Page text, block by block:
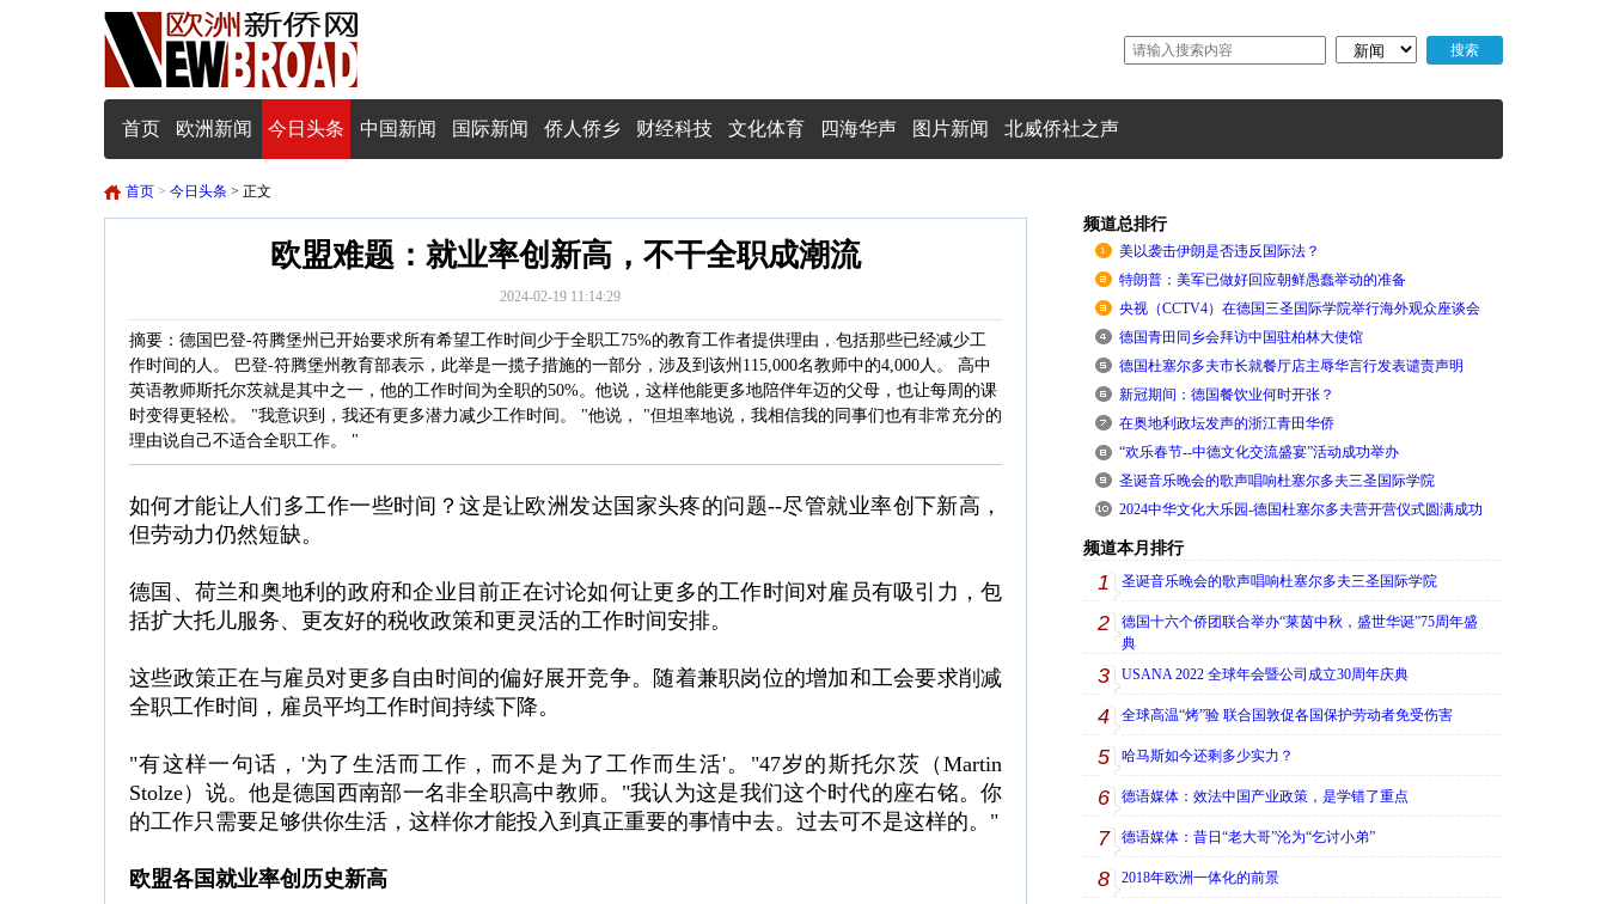
首页 欧洲新闻 今日头条 中国新闻 国际新闻 侨人侨乡 财经科技 文化体育 四海华声 图片新闻 北威侨社之声
首页 > 今日头条 > 正文
欧盟难题：就业率创新高，不干全职成潮流
2024-02-19 11:14:29
摘要：德国巴登-符腾堡州已开始要求所有希望工作时间少于全职工75%的教育工作者提供理由，包括那些已经减少工
作时间的人。 巴登-符腾堡州教育部表示，此举是一揽子措施的一部分，涉及到该州115,000名教师中的4,000人。 高中
英语教师斯托尔茨就是其中之一，他的工作时间为全职的50%。他说，这样他能更多地陪伴年迈的父母，也让每周的课
时变得更轻松。 "我意识到，我还有更多潜力减少工作时间。 "他说， "但坦率地说，我相信我的同事们也有非常充分的
理由说自己不适合全职工作。 "
如何才能让人们多工作一些时间？这是让欧洲发达国家头疼的问题--尽管就业率创下新高，
但劳动力仍然短缺。
德国、荷兰和奥地利的政府和企业目前正在讨论如何让更多的工作时间对雇员有吸引力，包
括扩大托儿服务、更友好的税收政策和更灵活的工作时间安排。
这些政策正在与雇员对更多自由时间的偏好展开竞争。随着兼职岗位的增加和工会要求削减
全职工作时间，雇员平均工作时间持续下降。
"有这样一句话，'为了生活而工作，而不是为了工作而生活'。"47岁的斯托尔茨（Martin
Stolze）说。他是德国西南部一名非全职高中教师。"我认为这是我们这个时代的座右铭。你
的工作只需要足够供你生活，这样你才能投入到真正重要的事情中去。过去可不是这样的。"
欧盟各国就业率创历史新高
频道总排行
美以袭击伊朗是否违反国际法？
特朗普：美军已做好回应朝鲜愚蠢举动的准备
央视（CCTV4）在德国三圣国际学院举行海外观众座谈会
德国青田同乡会拜访中国驻柏林大使馆
德国杜塞尔多夫市长就餐厅店主辱华言行发表谴责声明
新冠期间：德国餐饮业何时开张？
在奥地利政坛发声的浙江青田华侨
“欢乐春节--中德文化交流盛宴”活动成功举办
圣诞音乐晚会的歌声唱响杜塞尔多夫三圣国际学院
2024中华文化大乐园-德国杜塞尔多夫营开营仪式圆满成功
频道本月排行
1 圣诞音乐晚会的歌声唱响杜塞尔多夫三圣国际学院
2
德国十六个侨团联合举办“莱茵中秋，盛世华诞”75周年盛
典
3 USANA 2022 全球年会暨公司成立30周年庆典
4 全球高温“烤”验 联合国敦促各国保护劳动者免受伤害
5 哈马斯如今还剩多少实力？
6 德语媒体：效法中国产业政策，是学错了重点
7 德语媒体：昔日“老大哥”沦为“乞讨小弟”
8 2018年欧洲一体化的前景